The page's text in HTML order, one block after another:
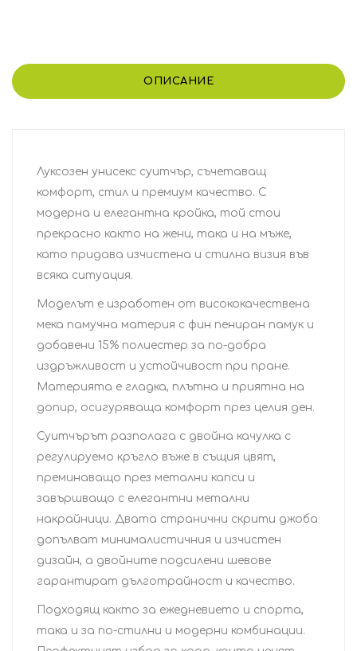
ОПИСАНИЕ
Луксозен унисекс суитчър, съчетаващ
комфорт, стил и премиум качество. С
модерна и елегантна кройка, той стои
прекрасно както на жени, така и на мъже,
като придава изчистена и стилна визия във
всяка ситуация.
Моделът е изработен от висококачествена
мека памучна материя с фин пениран памук и
добавени 15% полиестер за по-добра
издръжливост и устойчивост при пране.
Материята е гладка, плътна и приятна на
допир, осигуряваща комфорт през целия ден.
Суитчърът разполага с двойна качулка с
регулируемо кръгло въже в същия цвят,
преминаващо през метални капси и
завършващо с елегантни метални
накрайници. Двата странични скрити джоба
допълват минималистичния и изчистен
дизайн, а двойните подсилени шевове
гарантират дълготрайност и качество.
Подходящ както за ежедневието и спорта,
така и за по-стилни и модерни комбинации.